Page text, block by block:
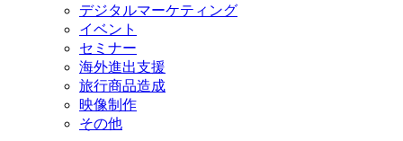
デジタルマーケティング
イベント
セミナー
海外進出支援
旅行商品造成
映像制作
その他